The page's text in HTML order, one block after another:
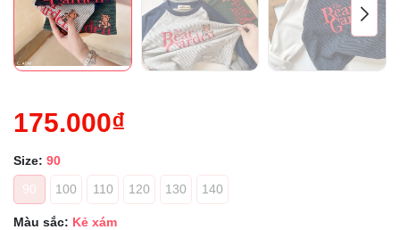
175.000₫
Size: 90
90
100 110 120 130 140
Màu sắc: Kẻ xám